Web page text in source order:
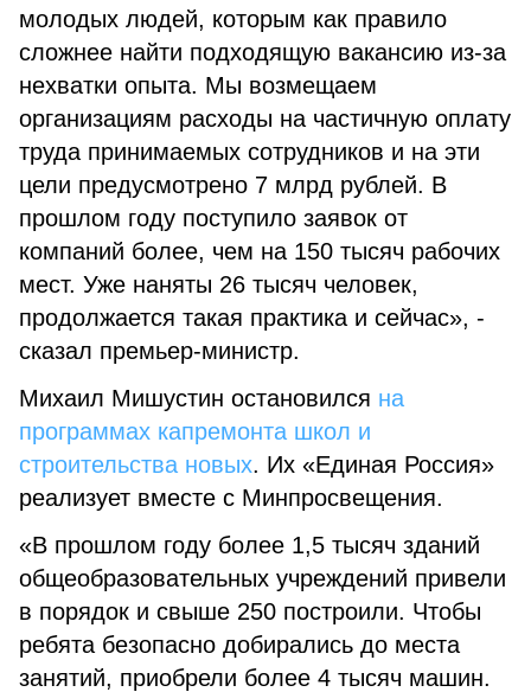
молодых людей, которым как правило
сложнее найти подходящую вакансию из-за
нехватки опыта. Мы возмещаем
организациям расходы на частичную оплату
труда принимаемых сотрудников и на эти
цели предусмотрено 7 млрд рублей. В
прошлом году поступило заявок от
компаний более, чем на 150 тысяч рабочих
мест. Уже наняты 26 тысяч человек,
продолжается такая практика и сейчас», -
сказал премьер-министр.
Михаил Мишустин остановился на
программах капремонта школ и
строительства новых. Их «Единая Россия»
реализует вместе с Минпросвещения.
«В прошлом году более 1,5 тысяч зданий
общеобразовательных учреждений привели
в порядок и свыше 250 построили. Чтобы
ребята безопасно добирались до места
занятий, приобрели более 4 тысяч машин.